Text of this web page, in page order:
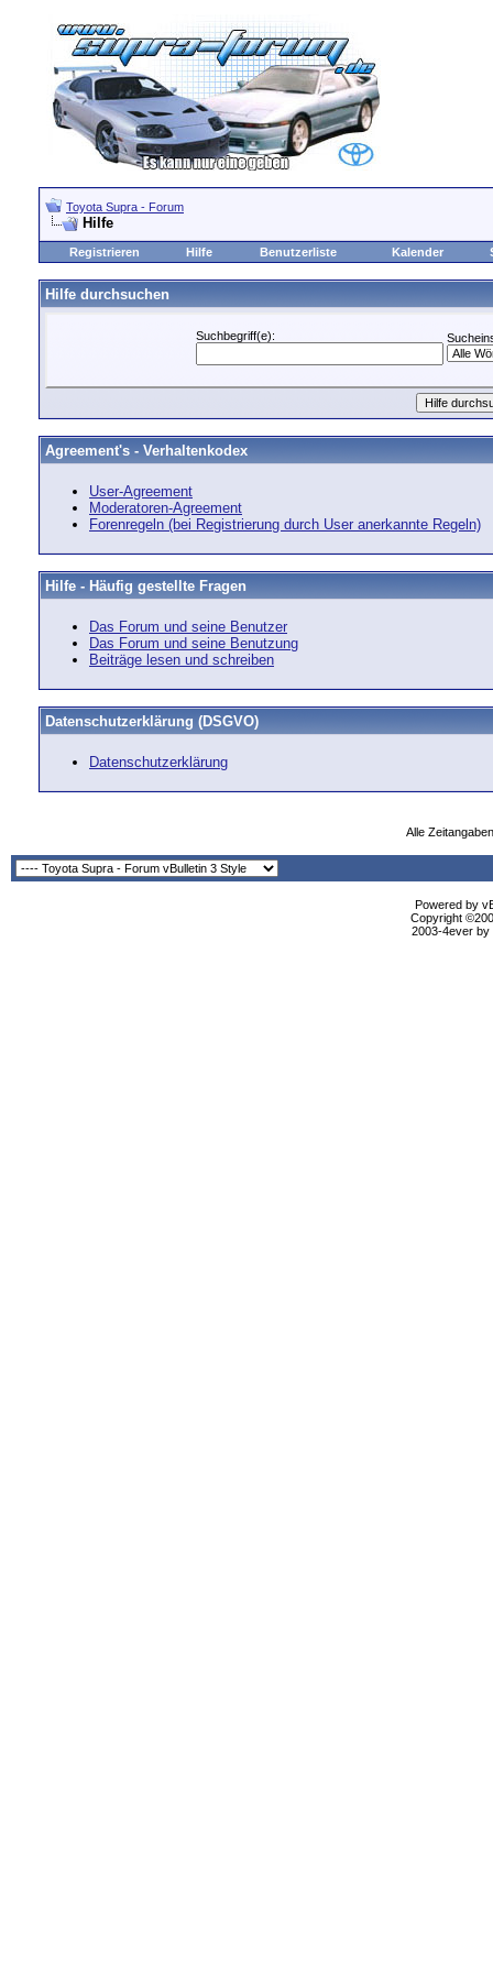
Toyota Supra - Forum
Hilfe
Registrieren Hilfe Benutzerliste Kalender
Hilfe durchsuchen
Suchbegriff(e):
Agreement's - Verhaltenkodex
User-Agreement
Moderatoren-Agreement
Forenregeln (bei Registrierung durch User anerkannte Regeln)
Hilfe - Häufig gestellte Fragen
Das Forum und seine Benutzer
Das Forum und seine Benutzung
Beiträge lesen und schreiben
Datenschutzerklärung (DSGVO)
Datenschutzerklärung
Alle
Powered by
Copyright
2003-4ever by